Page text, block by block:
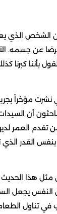
الذي يعتقد
جسمه. الآن
كبرنا كذلك كي
بجريدة
أن السيدات من
العمر لديهن
الذي تشعر
الحديث وما
يجعل السيدة
الطعام